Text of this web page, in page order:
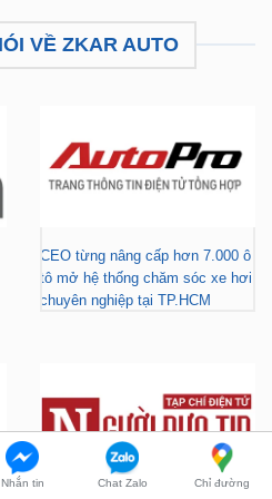
CEO từng nâng cấp hơn 7.000 ô
ZKar Auto tài trợ học bổng kỹ
thuật ô tô cho thanh niên có hoàn
Nhắn tin Chat Zalo Chỉ đường